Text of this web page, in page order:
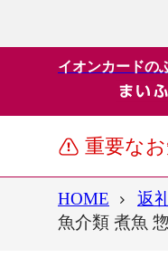
イオンカードの
重要な
HOME 返
魚介類 煮魚